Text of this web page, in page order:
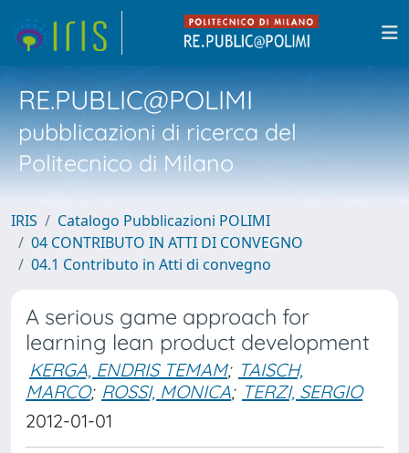
RE.PUBLIC@POLIMI
pubblicazioni di ricerca del
Politecnico di Milano
IRIS
Catalogo Pubblicazioni POLIMI
04 CONTRIBUTO IN ATTI DI CONVEGNO
04.1 Contributo in Atti di convegno
A serious game approach for
learning lean product development
KERGA, ENDRIS TEMAM; TAISCH,
MARCO; ROSSI, MONICA; TERZI, SERGIO
2012-01-01